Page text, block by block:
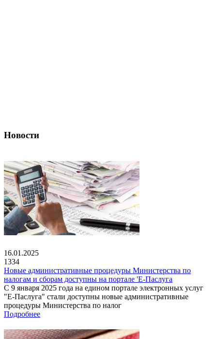
Новости
16.01.2025
1334
Новые административные процедуры Министерства по
налогам и сборам доступны на портале 'Е-Паслуга
С 9 января 2025 года на едином портале электронных услуг
"Е-Паслуга" стали доступны новые административные
процедуры Министерства по налог
Подробнее